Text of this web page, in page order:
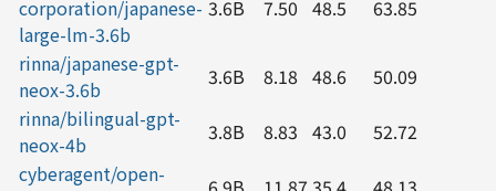
corporation/japanese-
large-lm-3.6b
3.6B 7.50 48.5 63.85
rinna/japanese-gpt-
neox-3.6b
3.6B 8.18 48.6
50.09
rinna/bilingual-gpt-
neox-4b
3.8B 8.83 43.0
52.72
cyberagent/open-